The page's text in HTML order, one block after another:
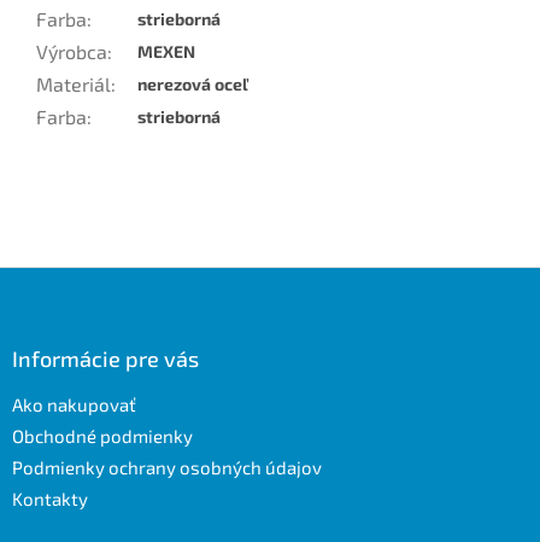
Farba: strieborná
Výrobca: MEXEN
Materiál: nerezová oceľ
Farba: strieborná
Informácie pre vás
Ako nakupovať
Obchodné podmienky
Podmienky ochrany osobných údajov
Kontakty